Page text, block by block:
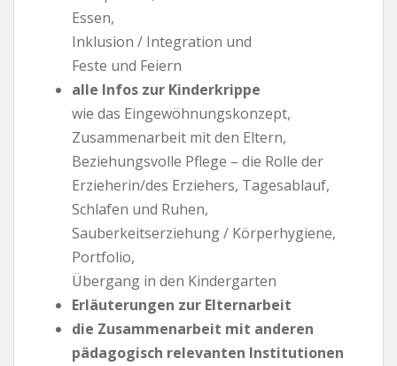
Essen,
Inklusion / Integration und
Feste und Feiern
alle Infos zur Kinderkrippe
wie das Eingewöhnungskonzept,
Zusammenarbeit mit den Eltern,
Beziehungsvolle Pflege – die Rolle der
Erzieherin/des Erziehers, Tagesablauf,
Schlafen und Ruhen,
Sauberkeitserziehung / Körperhygiene,
Portfolio,
Übergang in den Kindergarten
Erläuterungen zur Elternarbeit
die Zusammenarbeit mit anderen
pädagogisch relevanten Institutionen